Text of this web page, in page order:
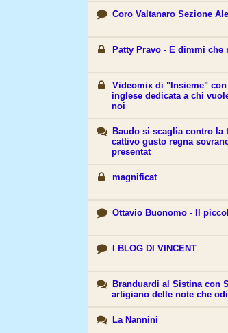
Coro Valtanaro Sezione
Patty Pravo - E dimmi
Videomix di "Insieme"
inglese dedicata a chi
noi
Baudo si scaglia contro la
cattivo gusto regna
presentat
magnificat
Ottavio Buonomo - Il
I BLOG DI VINCENT
Branduardi al Sistina con
artigiano delle note che
La Nannini